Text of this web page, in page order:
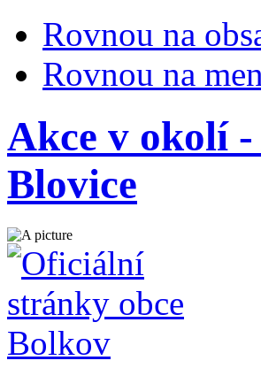
Rovnou na
Rovnou na
Akce v okolí
Blovice